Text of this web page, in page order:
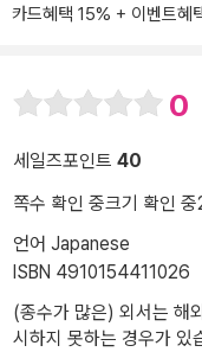
카드혜택 15% + 이벤트
0
세일즈포인트 40
쪽수 확인 중크기 확인 중
언어 Japanese
ISBN 4910154411026
(종수가 많은) 외서는 해
시하지 못하는 경우가 있